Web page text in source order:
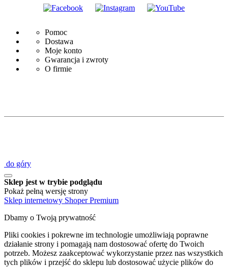
Pomoc
Dostawa
Moje konto
Gwarancja i zwroty
O firmie
do góry
Sklep jest w trybie podglądu
Pokaż pełną wersję strony
Sklep internetowy Shoper Premium
Dbamy o Twoją prywatność
Pliki cookies i pokrewne im technologie umożliwiają poprawne
działanie strony i pomagają nam dostosować ofertę do Twoich
potrzeb. Możesz zaakceptować wykorzystanie przez nas wszystkich
tych plików i przejść do sklepu lub dostosować użycie plików do